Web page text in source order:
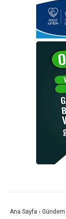
Ana Sayfa › Gündem